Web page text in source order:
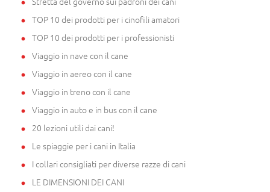
TOP 10 dei prodotti per i cinofili amatori
TOP 10 dei prodotti per i professionisti
Viaggio in nave con il cane
Viaggio in aereo con il cane
Viaggio in treno con il cane
Viaggio in auto e in bus con il cane
20 lezioni utili dai cani!
Le spiaggie per i cani in Italia
I collari consigliati per diverse razze di cani
LE DIMENSIONI DEI CANI